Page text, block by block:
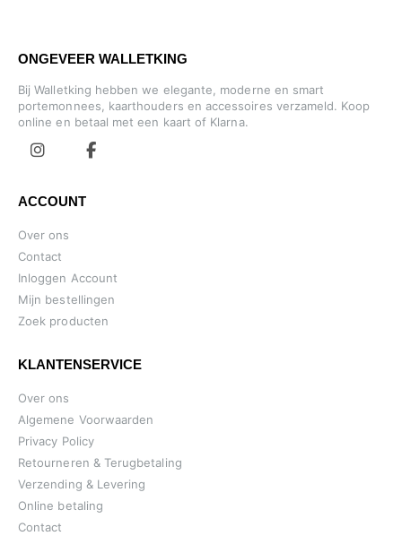
ONGEVEER WALLETKING
Bij Walletking hebben we elegante, moderne en smart
portemonnees, kaarthouders en accessoires verzameld. Koop
online en betaal met een kaart of Klarna.
ACCOUNT
Over ons
Contact
Inloggen Account
Mijn bestellingen
Zoek producten
KLANTENSERVICE
Over ons
Algemene Voorwaarden
Privacy Policy
Retourneren & Terugbetaling
Verzending & Levering
Online betaling
Contact